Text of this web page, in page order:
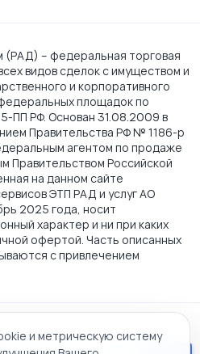
(РАД) – федеральная торговая
видов сделок с имуществом и
и корпоративного
площадок по
ПП РФ. Основан 31.08.2009 в
Правительства РФ № 1186-р
агентом по продаже
Правительством Российской
на данном сайте
ЭТП РАД и услуг АО
2025 года, носит
характер и ни при каких
офертой. Часть описанных
с привлечением
обработки персональных
и метрическую систему